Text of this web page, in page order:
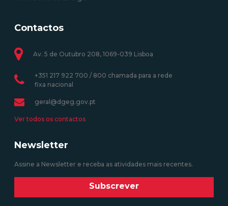
Contactos
Av. 5 de Outubro 208, 1069-039 Lisboa
+351 217 922 700 / 800 chamada para a rede
fixa nacional
geral@dgeg.gov.pt
Ver todos os contactos
Newsletter
Assine a Newsletter e receba as atividades mais recentes.
Subscrever